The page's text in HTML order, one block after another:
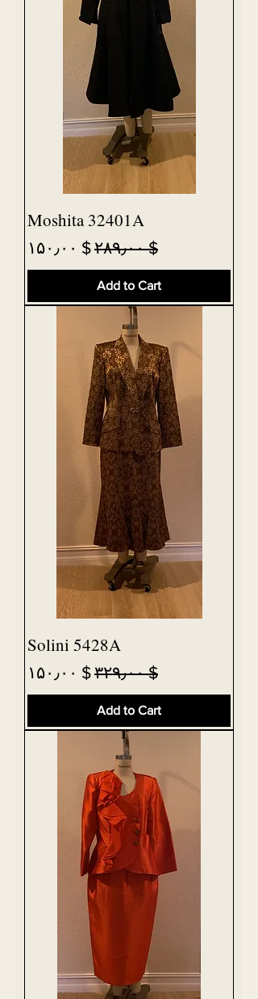
Moshita 32401A
Regular Price
$ ۲۸۹٫۰۰ Sale Price
$ ۱۵۰٫۰۰
Add to Cart
Solini 5428A
Regular Price
$ ۳۲۹٫۰۰ Sale Price
$ ۱۵۰٫۰۰
Add to Cart